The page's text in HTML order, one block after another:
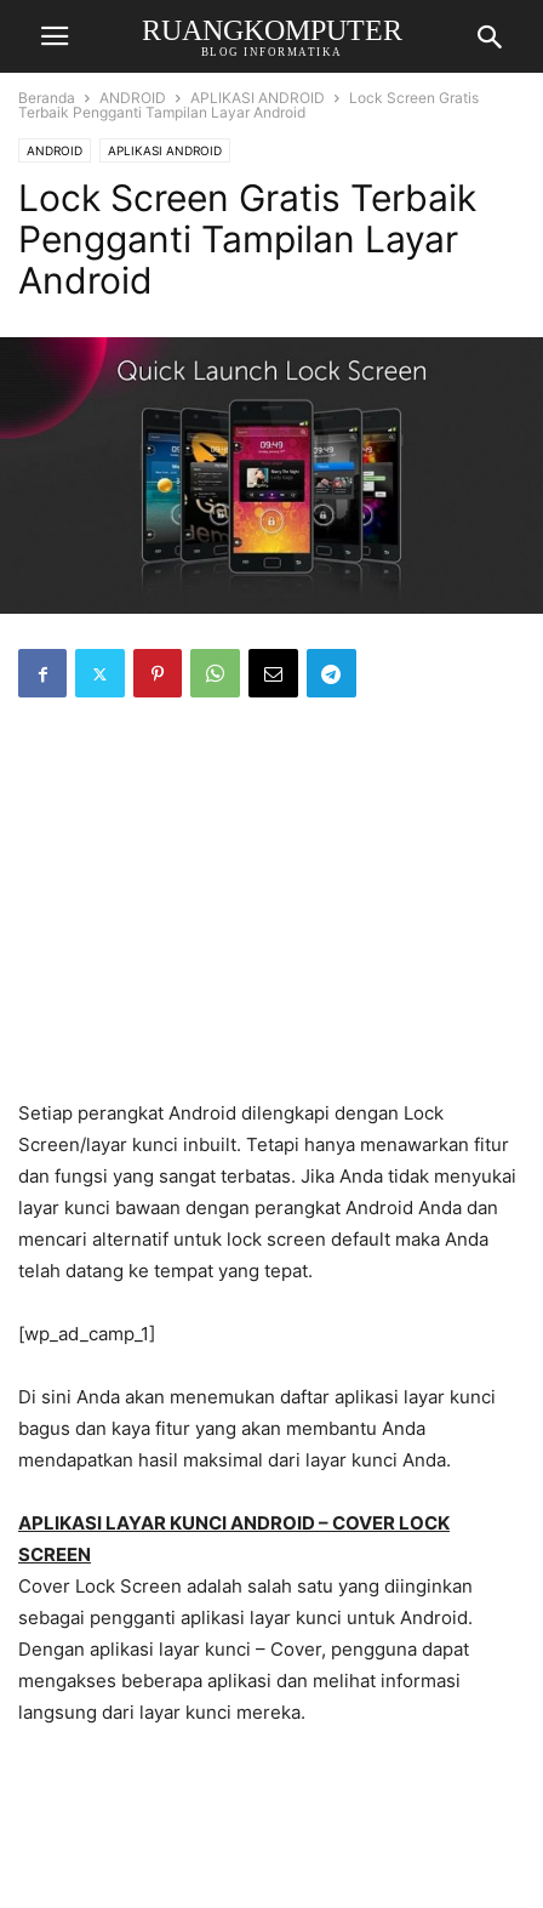
RUANGKOMPUTER
BLOG INFORMATIKA
Beranda ANDROID APLIKASI ANDROID
Lock Screen Gratis
Terbaik Pengganti Tampilan Layar Android
ANDROID APLIKASI ANDROID
Lock Screen Gratis Terbaik
Pengganti Tampilan Layar
Android
Setiap perangkat Android dilengkapi dengan Lock
Screen/layar kunci inbuilt. Tetapi hanya menawarkan fitur
dan fungsi yang sangat terbatas. Jika Anda tidak menyukai
layar kunci bawaan dengan perangkat Android Anda dan
mencari alternatif untuk lock screen default maka Anda
telah datang ke tempat yang tepat.
[wp_ad_camp_1]
Di sini Anda akan menemukan daftar aplikasi layar kunci
bagus dan kaya fitur yang akan membantu Anda
mendapatkan hasil maksimal dari layar kunci Anda.
APLIKASI LAYAR KUNCI ANDROID – COVER LOCK
SCREEN
Cover Lock Screen adalah salah satu yang diinginkan
sebagai pengganti aplikasi layar kunci untuk Android.
Dengan aplikasi layar kunci – Cover, pengguna dapat
mengakses beberapa aplikasi dan melihat informasi
langsung dari layar kunci mereka.